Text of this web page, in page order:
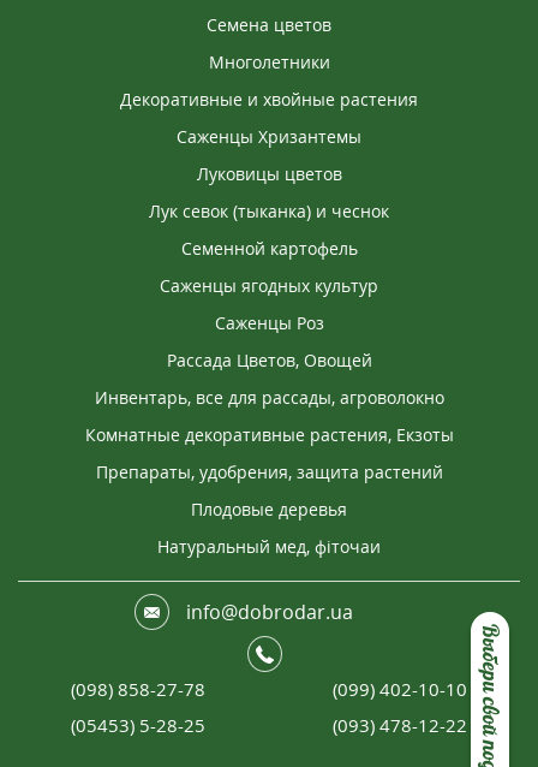
Выбери свой подарок
Семена цветов
Многолетники
Декоративные и хвойные растения
Саженцы Хризантемы
Луковицы цветов
Лук севок (тыканка) и чеснок
Семенной картофель
Саженцы ягодных культур
Саженцы Роз
Рассада Цветов, Овощей
Инвентарь, все для рассады, агроволокно
Комнатные декоративные растения, Екзоты
Препараты, удобрения, защита растений
Плодовые деревья
Натуральный мед, фіточаи
info@dobrodar.ua
(098) 858-27-78
(099) 402-10-10
(05453) 5-28-25
(093) 478-12-22